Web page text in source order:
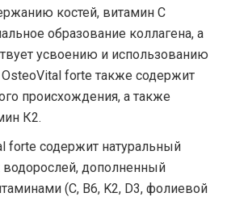
костей, витамин С
образование коллагена, а
усвоению и использованию
forte также содержит
происхождения, а также
К2.
forte содержит натуральный
дополненный
(C, B6, K2, D3, фолиевой